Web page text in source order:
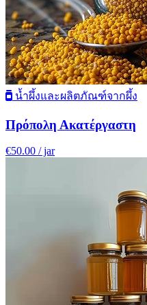
น้ำผึ้งและผลิตภัณฑ์จากผึ้ง
Πρόπολη Ακατέργαστη
€50.00 / jar